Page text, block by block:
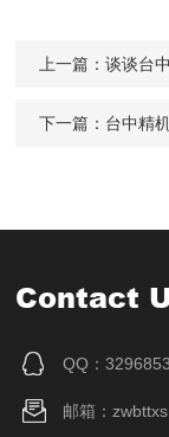
上一篇：谈谈台
下一篇： 台中精
Contact
QQ：
邮箱：